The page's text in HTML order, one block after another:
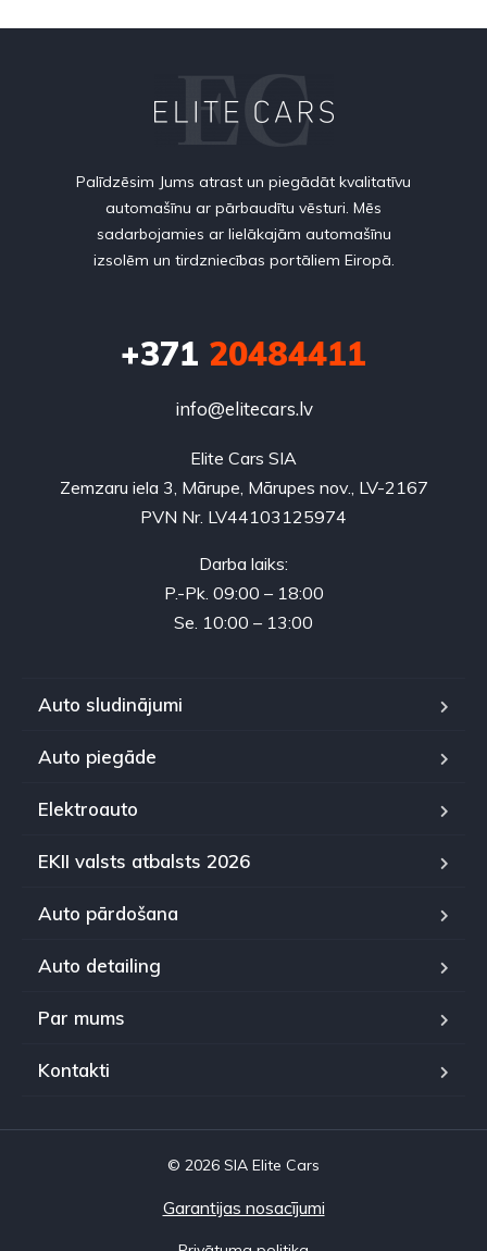
Palīdzēsim Jums atrast un piegādāt kvalitatīvu
automašīnu ar pārbaudītu vēsturi. Mēs
sadarbojamies ar lielākajām automašīnu
izsolēm un tirdzniecības portāliem Eiropā.
+371 20484411
info@elitecars.lv
Elite Cars SIA
Zemzaru iela 3, Mārupe, Mārupes nov., LV-2167
PVN Nr. LV44103125974
Darba laiks:
P.-Pk. 09:00 – 18:00
Se. 10:00 – 13:00
Auto sludinājumi
Auto piegāde
Elektroauto
EKII valsts atbalsts 2026
Auto pārdošana
Auto detailing
Par mums
Kontakti
© 2026 SIA Elite Cars
Garantijas nosacījumi